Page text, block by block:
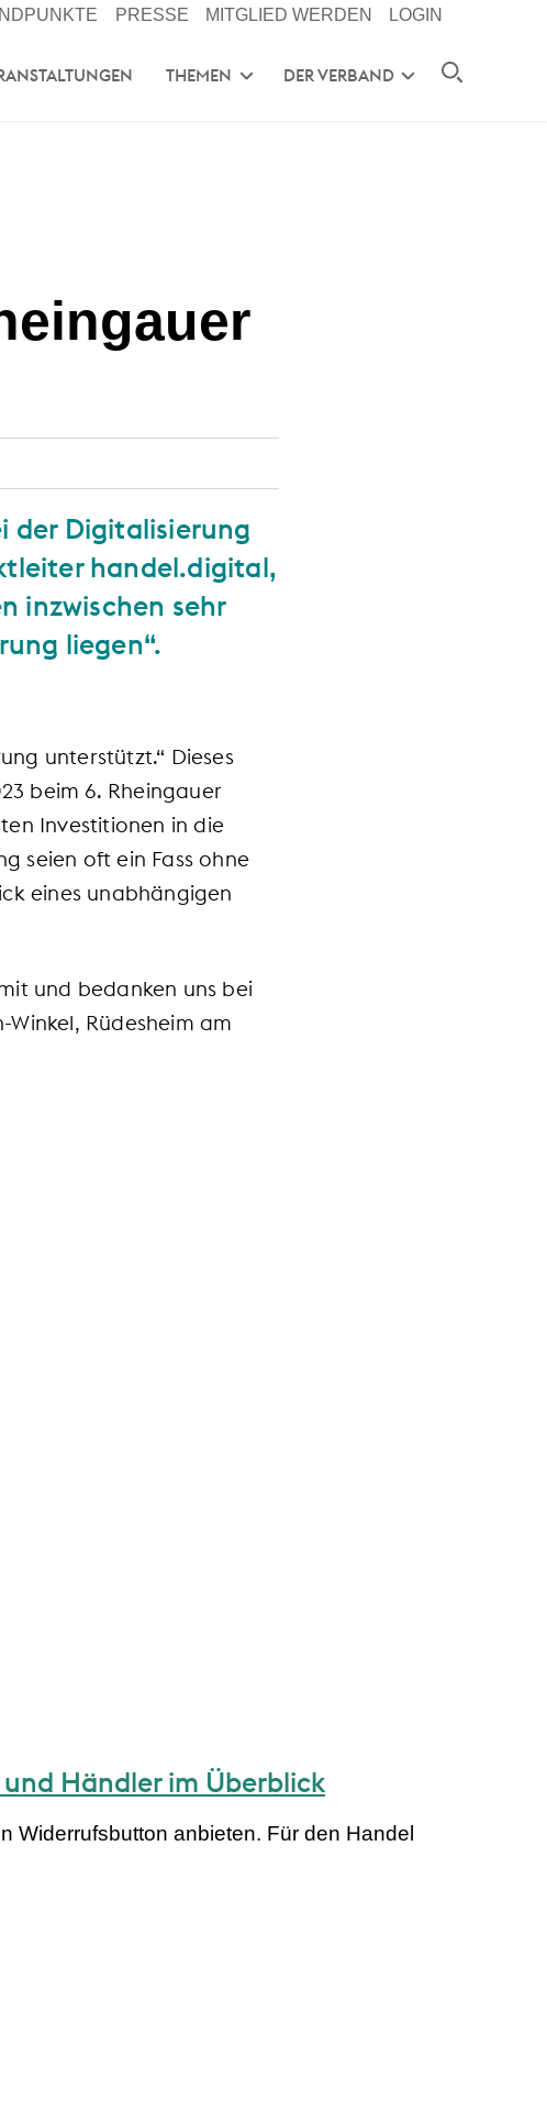
PRESSE MITGLIED WERDEN LOGIN
THEMEN DER VERBAND
der Digitalisierung
handel.digital,
inzwischen sehr
liegen“.
unterstützt.“ Dieses
beim 6. Rheingauer
Investitionen in die
seien oft ein Fass ohne
eines unabhängigen
und bedanken uns bei
Rüdesheim am
Händler im Überblick
anbieten. Für den Handel